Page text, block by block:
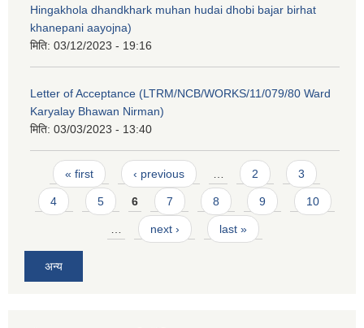
Hingakhola dhandkhark muhan hudai dhobi bajar birhat
khanepani aayojna)
मिति: 03/12/2023 - 19:16
Letter of Acceptance (LTRM/NCB/WORKS/11/079/80 Ward
Karyalay Bhawan Nirman)
मिति: 03/03/2023 - 13:40
Pages
« first ‹ previous 2 3
4 5 6 7 8 9 10
next › last »
अन्य